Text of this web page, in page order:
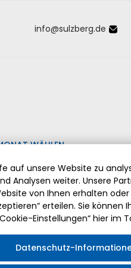
der Seite anspringen
und Einstellungen
info@sulzberg.de
WÄHLEN
DRISCHBERGER
auf unsere Website zu
Analysen weiter. Unsere
von Ihnen erhalten
erteilen. Sie können
Einstellungen“ hier im
Datenschutz-